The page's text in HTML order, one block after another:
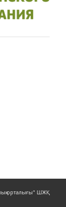
орталығы" ШЖҚ